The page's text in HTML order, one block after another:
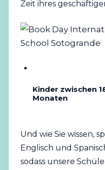
Zeit ihres
Kinder zwischen
Monaten
Und wie Sie wissen,
Englisch und
sodass unsere